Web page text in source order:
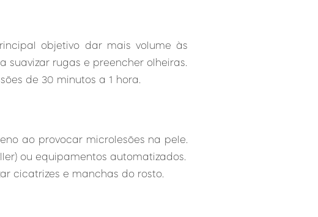
objetivo dar mais volume às
suavizar rugas e preencher olheiras.
de 30 minutos a 1 hora.
ao provocar microlesões na pele.
ou equipamentos automatizados.
cicatrizes e manchas do rosto.